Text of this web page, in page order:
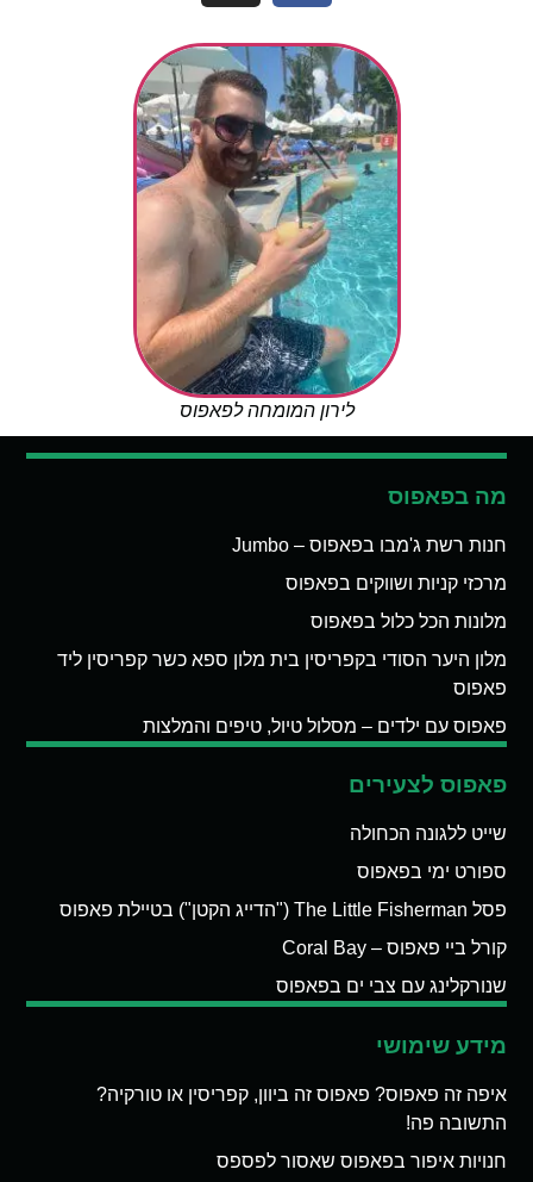
לירון המומחה לפאפוס
מה בפאפוס
חנות רשת ג'מבו בפאפוס – Jumbo
מרכזי קניות ושווקים בפאפוס
מלונות הכל כלול בפאפוס
מלון היער הסודי בקפריסין בית מלון ספא כשר קפריסין ליד
פאפוס
פאפוס עם ילדים – מסלול טיול, טיפים והמלצות
פאפוס לצעירים
שייט ללגונה הכחולה
ספורט ימי בפאפוס
פסל The Little Fisherman ("הדייג הקטן") בטיילת פאפוס
קורל ביי פאפוס – Coral Bay
שנורקלינג עם צבי ים בפאפוס
מידע שימושי
איפה זה פאפוס? פאפוס זה ביוון, קפריסין או טורקיה?
התשובה פה!
חנויות איפור בפאפוס שאסור לפספס